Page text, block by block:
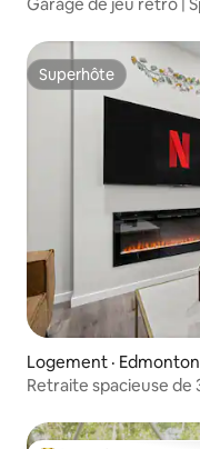
Superhôte
Superhôte
Logement · Edmonton
Retraite spacieuse de